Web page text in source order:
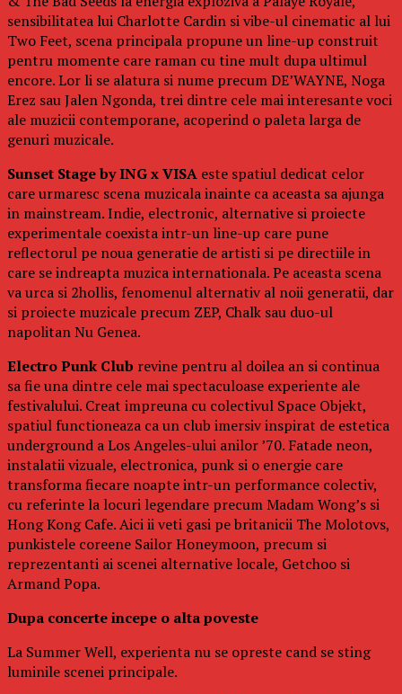
sensibilitatea lui Charlotte Cardin si vibe-ul cinematic al lui
Two Feet, scena principala propune un line-up construit
pentru momente care raman cu tine mult dupa ultimul
encore. Lor li se alatura si nume precum DE’WAYNE, Noga
Erez sau Jalen Ngonda, trei dintre cele mai interesante voci
ale muzicii contemporane, acoperind o paleta larga de
genuri muzicale.
Sunset Stage by ING x VISA este spatiul dedicat celor
care urmaresc scena muzicala inainte ca aceasta sa ajunga
in mainstream. Indie, electronic, alternative si proiecte
experimentale coexista intr-un line-up care pune
reflectorul pe noua generatie de artisti si pe directiile in
care se indreapta muzica internationala. Pe aceasta scena
va urca si 2hollis, fenomenul alternativ al noii generatii, dar
si proiecte muzicale precum ZEP, Chalk sau duo-ul
napolitan Nu Genea.
Electro Punk Club revine pentru al doilea an si continua
sa fie una dintre cele mai spectaculoase experiente ale
festivalului. Creat impreuna cu colectivul Space Objekt,
spatiul functioneaza ca un club imersiv inspirat de estetica
underground a Los Angeles-ului anilor ’70. Fatade neon,
instalatii vizuale, electronica, punk si o energie care
transforma fiecare noapte intr-un performance colectiv,
cu referinte la locuri legendare precum Madam Wong’s si
Hong Kong Cafe. Aici ii veti gasi pe britanicii The Molotovs,
punkistele coreene Sailor Honeymoon, precum si
reprezentanti ai scenei alternative locale, Getchoo si
Armand Popa.
Dupa concerte incepe o alta poveste
La Summer Well, experienta nu se opreste cand se sting
luminile scenei principale.